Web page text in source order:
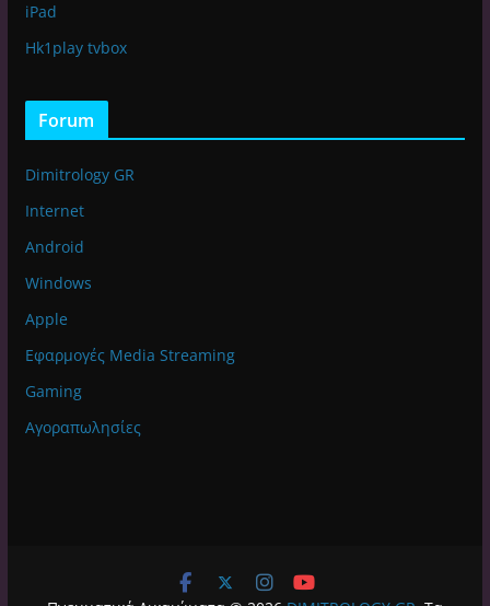
iPad
Hk1play tvbox
Forum
Dimitrology GR
Internet
Android
Windows
Apple
Εφαρμογές Media Streaming
Gaming
Αγοραπωλησίες